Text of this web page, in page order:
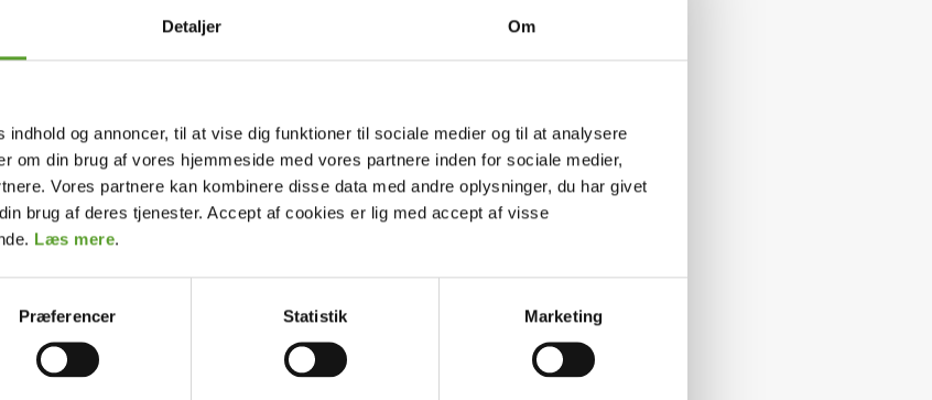
Detaljer Om
og annoncer, til at vise dig funktioner til sociale medier og til at analysere
om din brug af vores hjemmeside med vores partnere inden for sociale medier,
Vores partnere kan kombinere disse data med andre oplysninger, du har givet
brug af deres tjenester. Accept af cookies er lig med accept af visse
Læs mere.
Præferencer Statistik Marketing
atmosfære efter sightseeing eller
problemfri oplevelse. Sanitære forhold,
og nyd områdets skønhed. Slap af og
du acceptere marketing-cookies.
her